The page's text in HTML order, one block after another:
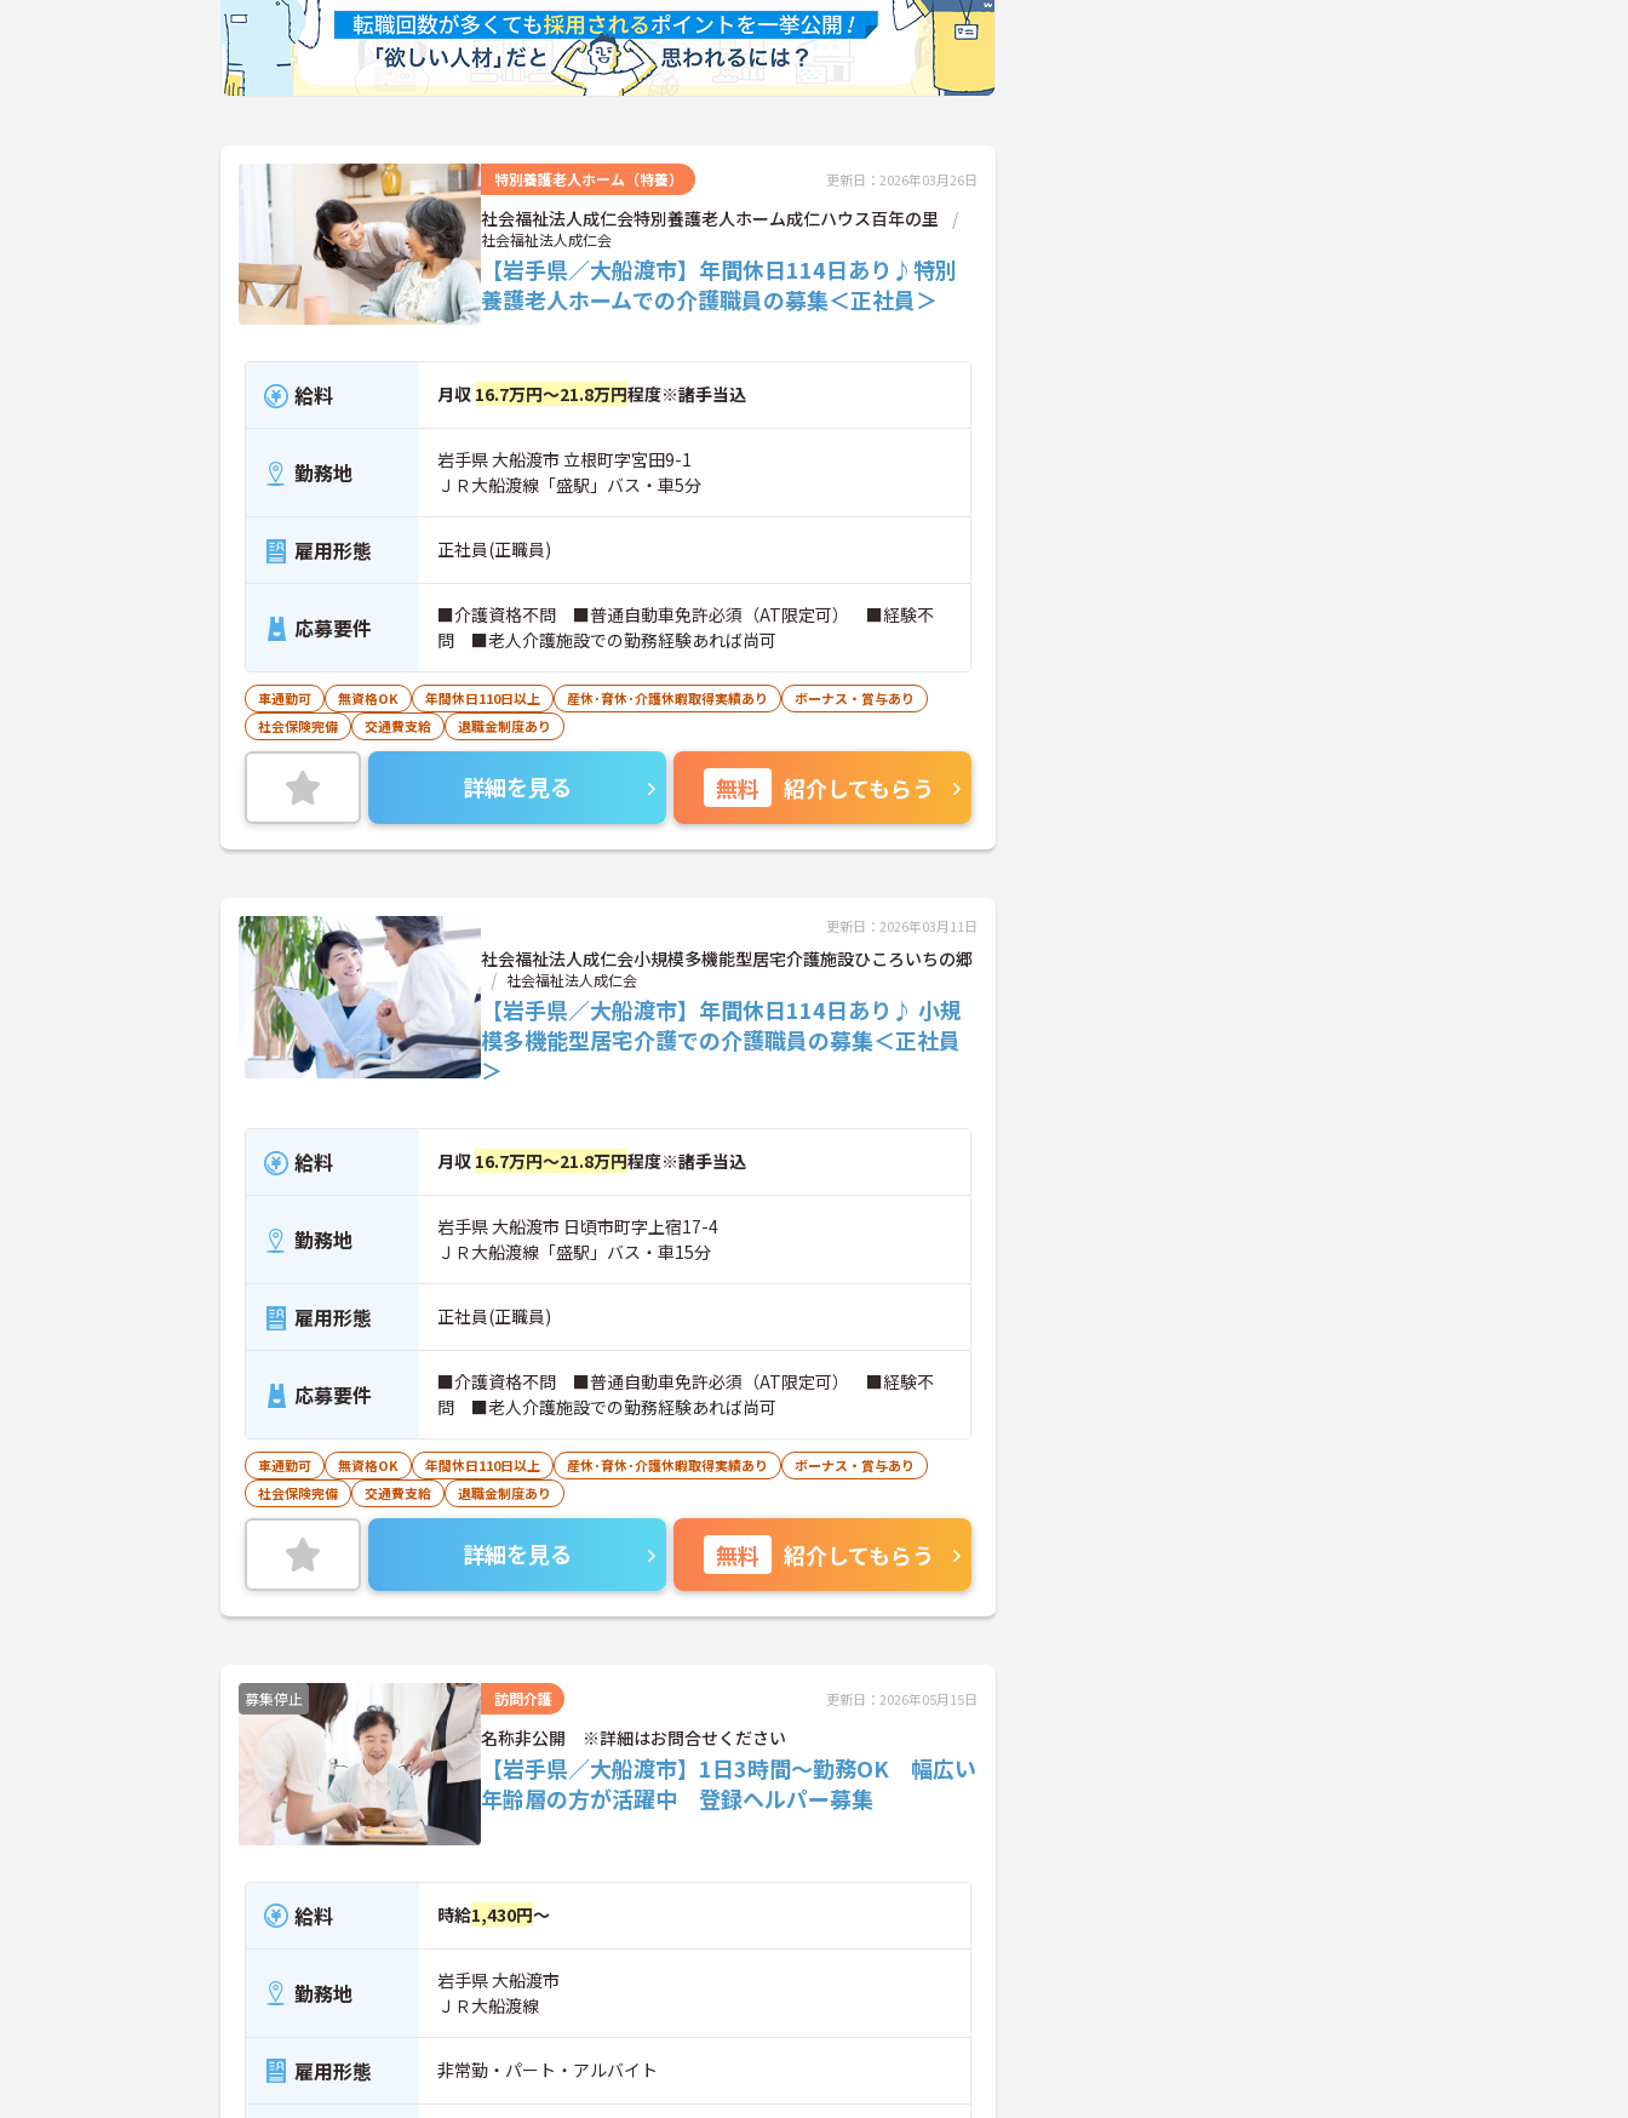
特別養護老人ホーム（特養） 更新日：2026年03月26日
社会福祉法人成仁会特別養護老人ホーム成仁ハウス百年の里
社会福祉法人成仁会
【岩手県／大船渡市】年間休日114日あり♪特別
養護老人ホームでの介護職員の募集＜正社員＞
給料 月収 16.7万円～21.8万円程度※諸手当込
勤務地
岩手県 大船渡市 立根町字宮田9-1
ＪＲ大船渡線「盛駅」バス・車5分
雇用形態 正社員(正職員)
応募要件
■介護資格不問 ■普通自動車免許必須（AT限定可） ■経験不
問 ■老人介護施設での勤務経験あれば尚可
車通勤可 無資格OK 年間休日110日以上 産休･育休･介護休暇取得実績あり
ボーナス・賞与あり
社会保険完備
交通費支給 退職金制度あり
詳細を見る 無料 紹介してもらう
更新日：2026年03月11日
社会福祉法人成仁会小規模多機能型居宅介護施設ひころいちの郷
社会福祉法人成仁会
【岩手県／大船渡市】年間休日114日あり♪ 小規
模多機能型居宅介護での介護職員の募集＜正社員
＞
給料 月収 16.7万円～21.8万円程度※諸手当込
勤務地
岩手県 大船渡市 日頃市町字上宿17-4
ＪＲ大船渡線「盛駅」バス・車15分
雇用形態 正社員(正職員)
応募要件
■介護資格不問 ■普通自動車免許必須（AT限定可） ■経験不
問 ■老人介護施設での勤務経験あれば尚可
車通勤可 無資格OK 年間休日110日以上 産休･育休･介護休暇取得実績あり
ボーナス・賞与あり
社会保険完備
交通費支給 退職金制度あり
詳細を見る 無料 紹介してもらう
募集停止 訪問介護 更新日：2026年05月15日
名称非公開 ※詳細はお問合せください
【岩手県／大船渡市】1日3時間～勤務OK 幅広い
年齢層の方が活躍中 登録ヘルパー募集
給料 時給1,430円～
勤務地
岩手県 大船渡市
ＪＲ大船渡線
雇用形態 非常勤・パート・アルバイト